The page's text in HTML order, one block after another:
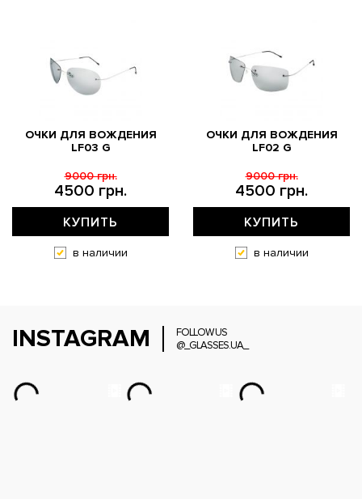
ОЧКИ ДЛЯ ВОЖДЕНИЯ
LF03 G
4500 грн.
9000 грн.
КУПИТЬ
в наличии
ОЧКИ ДЛЯ ВОЖДЕНИЯ
LF02 G
4500 грн.
9000 грн.
КУПИТЬ
в наличии
INSTAGRAM
FOLLOW US
@_GLASSES.UA_